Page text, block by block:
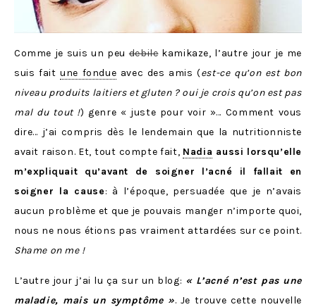
Comme je suis un peudebilekamikaze, l’autre jour je me
suis faitune fondue avec des amis (est-ce qu’on est bon
niveau produits laitiers et gluten ? oui je crois qu’on est pas
mal du tout !) genre « juste pour voir »… Comment vous
dire… j’ai compris dès le lendemain que la nutritionniste
avait raison. Et, tout compte fait, Nadia aussi lorsqu’elle
m’expliquait qu’avant de soigner l’acné il fallait en
soigner la cause: à l’époque, persuadée que je n’avais
aucun problème et que je pouvais manger n’importe quoi,
nous ne nous étions pas vraiment attardées sur ce point.
Shame on me !
L’autre jour j’ai lu ça sur un blog: « L’acné n’est pas une
maladie, mais un symptôme ». Je trouve cette nouvelle